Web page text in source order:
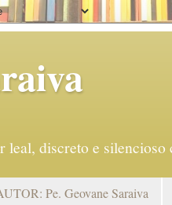
leal, discreto e
Pe. Geovane Saraiva